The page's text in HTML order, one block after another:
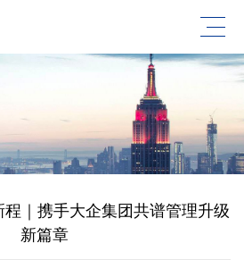
｜携手大企集团共谱管理升级
新篇章